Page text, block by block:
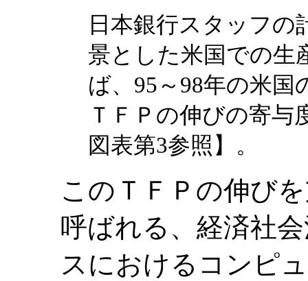
日本銀行スタッフの
景とした米国での生
ば、95～98年の米国
ＴＦＰの伸びの寄与
図表第3参照】。
このＴＦＰの伸び
呼ばれる、経済社
スにおけるコンピ